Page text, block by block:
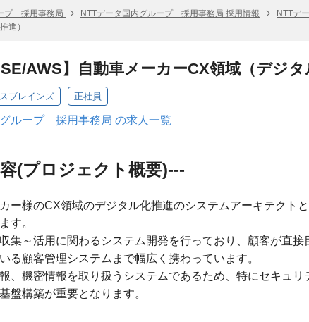
プ 採用事務局 NTTデータ国内グループ 採用事務局 採用情報 NTTデ
進）
SE/AWS】自動車メーカーCX領域（デジタ
ブレインズ 正社員
ループ 採用事務局 の求人一覧
(プロジェクト概要)---
ー様のCX領域のデジタル化推進のシステムアーキテクト
す。
集～活用に関わるシステム開発を行っており、顧客が直接
る顧客管理システムまで幅広く携わっています。
、機密情報を取り扱うシステムであるため、特にセキュリ
盤構築が重要となります。